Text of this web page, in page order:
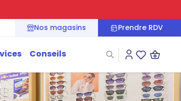
Nos magasins Prendre RDV
Conseils
Connexion